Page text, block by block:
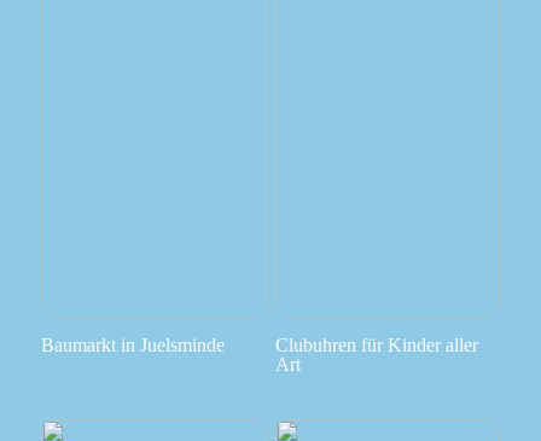
Baumarkt in Juelsminde
Clubuhren für Kinder aller
Art